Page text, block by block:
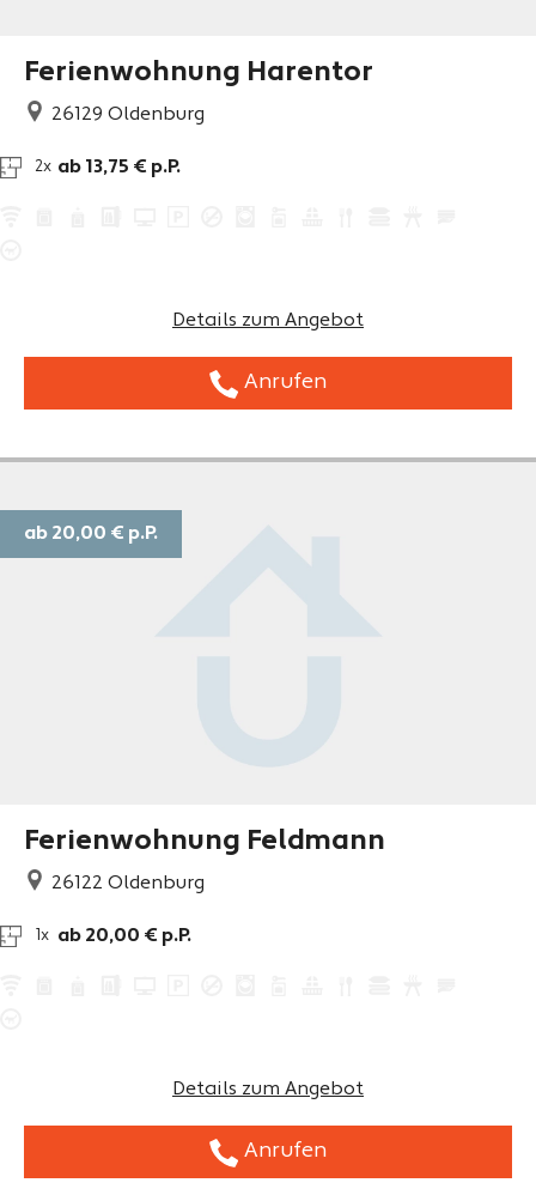
Ferienwohnung Harentor
26129 Oldenburg
2x ab 13,75 € p.P.
Details zum Angebot
Anrufen
Ferienwohnung Feldmann
26122 Oldenburg
1x ab 20,00 € p.P.
Details zum Angebot
Anrufen
ab 20,00 € p.P.